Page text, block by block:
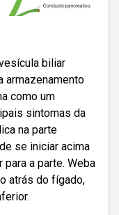
biliar
armazenamento
como um
sintomas da
na parte
se iniciar acima
a parte. Weba
atrás do fígado,